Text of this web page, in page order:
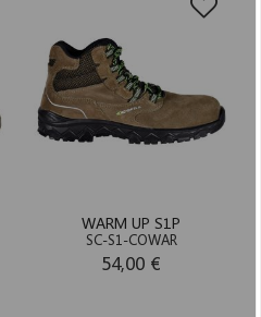
WARM UP S1P
SC-S1-COWAR
54,00 €